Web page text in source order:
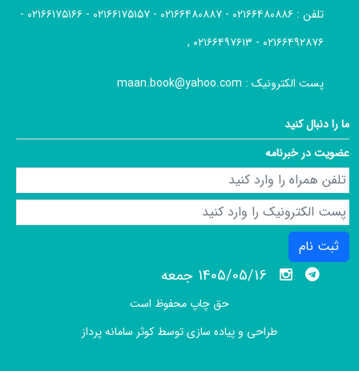
تلفن :
۰۲۱۶۶۴۸۰۸۸۶ - ۰۲۱۶۶۴۸۰۸۸۷ - ۰۲۱۶۶۱۷۵۱۵۷ - ۰۲۱۶۶۱۷۵۱۶۶ -
۰۲۱۶۶۴۹۲۸۷۶ - ۰۲۱۶۶۴۹۷۶۱۳ ,
پست الکترونیک : maan.book@yahoo.com
ما را دنبال کنید
عضویت در خبرنامه
ثبت نام
1405/05/16 جمعه
حق چاپ محفوظ است
طراحی و پیاده سازی توسط کوثر سامانه پرداز